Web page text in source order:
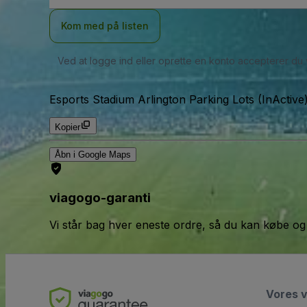
Kom med på listen
Ved at logge ind eller oprette en konto accepterer du
Esports Stadium Arlington Parking Lots
Kopier
Åbn i Google Maps
viagogo-garanti
Vi står bag hver eneste ordre, så du kan købe
Vores